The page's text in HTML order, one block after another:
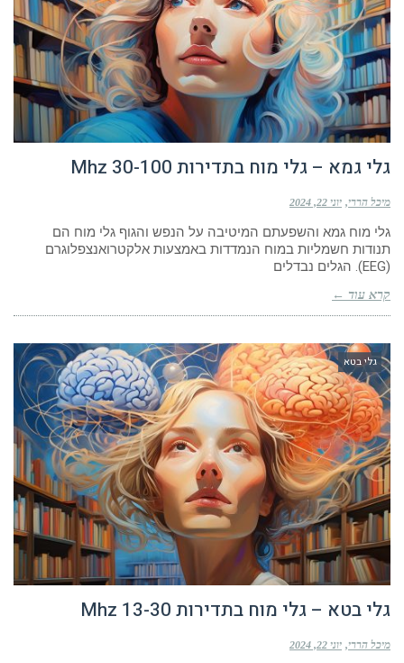
גלי גמא – גלי מוח בתדירות 30-100 Mhz
מיכל הררי יוני 22, 2024
גלי מוח גמא והשפעתם המיטיבה על הנפש והגוף גלי מוח הם
תנודות חשמליות במוח הנמדדות באמצעות אלקטרואנצפלוגרם
(EEG). הגלים נבדלים
קרא עוד ←
גלי בטא
גלי בטא – גלי מוח בתדירות 13-30 Mhz
מיכל הררי יוני 22, 2024